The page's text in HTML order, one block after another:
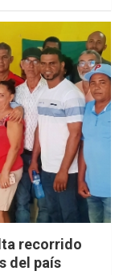
recorrido
del país